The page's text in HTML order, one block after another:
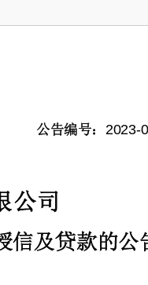
公告编号： 2023-0
公司
信及贷款的公